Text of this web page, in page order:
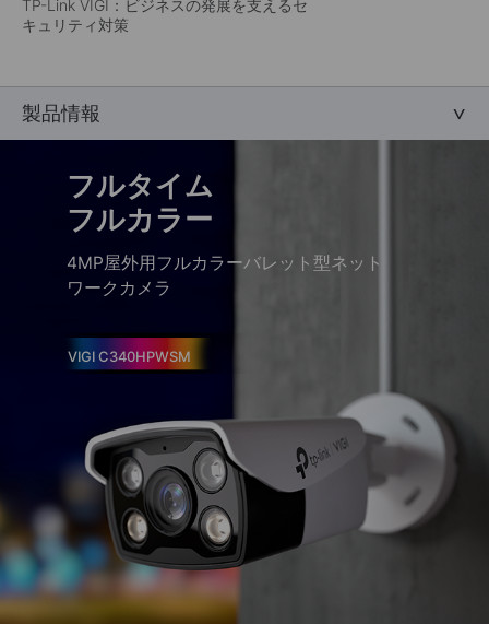
TP-Link VIGI：ビジネスの発展を支えるセ
キュリティ対策
製品情報
フルタイム
フルカラー
4MP屋外用フルカラーバレット型ネット
ワークカメラ
VIGI C340HPWSM